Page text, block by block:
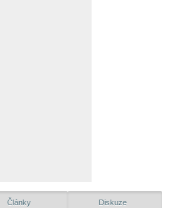
Články Diskuze